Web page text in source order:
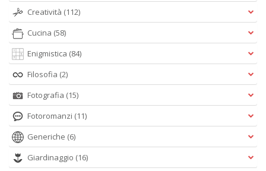
Creatività (112)
Cucina (58)
Enigmistica (84)
Filosofia (2)
Fotografia (15)
Fotoromanzi (11)
Generiche (6)
Giardinaggio (16)